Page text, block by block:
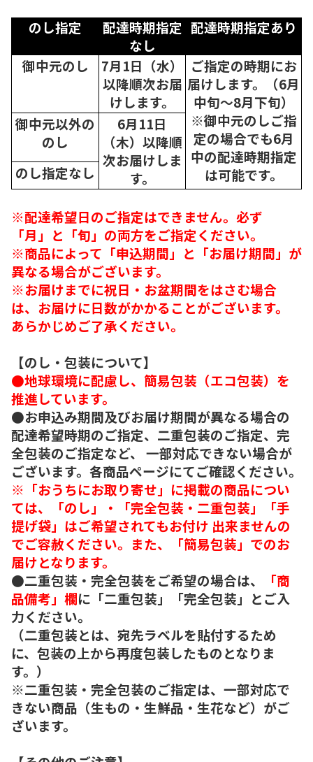
のし指定
配達時期指定
なし
配達時期指定あり
御中元のし
7月1日（水）
以降順次お届
けします。
ご指定の時期にお
届けします。（6月
中旬～8月下旬）
※御中元のしご指
定の場合でも6月
中の配達時期指定
は可能です。
御中元以外の
のし
6月11日
（木）以降順
次お届けしま
す。
のし指定なし
※配達希望日のご指定はできません。必ず
「月」と「旬」の両方をご指定ください。
※商品によって「申込期間」と「お届け期間」が
異なる場合がございます。
※お届けまでに祝日・お盆期間をはさむ場合
は、お届けに日数がかかることがございます。
あらかじめご了承ください。
【のし・包装について】
●地球環境に配慮し、簡易包装（エコ包装）を
推進しています。
●お申込み期間及びお届け期間が異なる場合の
配達希望時期のご指定、二重包装のご指定、完
全包装のご指定など、 一部対応できない場合が
ございます。各商品ページにてご確認ください。
※「おうちにお取り寄せ」に掲載の商品につい
ては、「のし」・「完全包装・二重包装」「手
提げ袋」はご希望されてもお付け 出来ませんの
でご容赦ください。また、「簡易包装」でのお
届けとなります。
●二重包装・完全包装をご希望の場合は、
「商
品備考」欄に「二重包装」「完全包装」とご入
力ください。
（二重包装とは、宛先ラベルを貼付するため
に、包装の上から再度包装したものとなりま
す。）
※二重包装・完全包装のご指定は、一部対応で
きない商品（生もの・生鮮品・生花など）がご
ざいます。